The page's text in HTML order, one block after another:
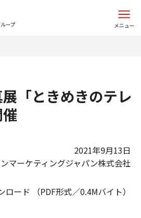
ープ メニュー
「ときめきのテレ
2021年9月13日
マーケティングジャパン株式会社
ロード （PDF形式／0.4Mバイト）